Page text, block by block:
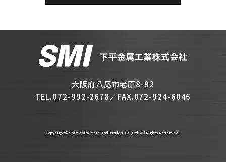
大阪府八尾市老原8-92
TEL.072-992-2678／FAX.072-924-6046
Copyright © Shimohira Metal Industries. Co.,Ltd. All Rights Reserved.